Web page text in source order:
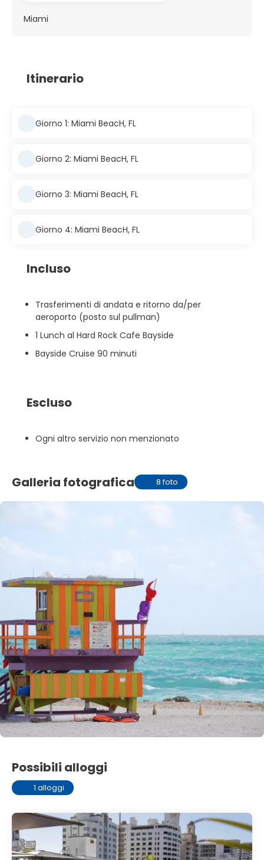
Miami
Itinerario
Giorno 1: Miami BeacH, FL
Giorno 2: Miami BeacH, FL
Giorno 3: Miami BeacH, FL
Giorno 4: Miami BeacH, FL
Incluso
Trasferimenti di andata e ritorno da/per
aeroporto (posto sul pullman)
1 Lunch al Hard Rock Cafe Bayside
Bayside Cruise 90 minuti
Escluso
Ogni altro servizio non menzionato
Galleria fotografica 8 foto
Possibili alloggi
1 alloggi